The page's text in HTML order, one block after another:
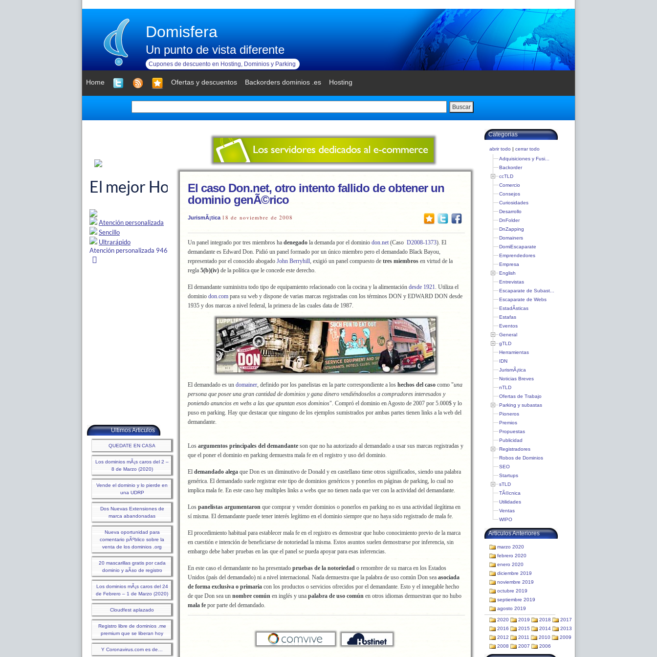
Domisfera
Un punto de vista diferente
Cupones de descuento en Hosting, Dominios y Parking
Home Ofertas y descuentos Backorders dominios .es Hosting
Buscar
Ultimos Articulos
QUEDATE EN CASA
Los dominios mÃ¡s caros del 2 –
8 de Marzo (2020)
Vende el dominio y lo pierde en
una UDRP
Dos Nuevas Extensiones de
marca abandonadas
Nueva oportunidad para
comentario pÃºblico sobre la
venta de los dominios .org
20 mascarillas gratis por cada
dominio y aÃ±o de registro
Los dominios mÃ¡s caros del 24
de Febrero – 1 de Marzo (2020)
Cloudfest aplazado
Registro libre de dominios .me
premium que se liberan hoy
Y Coronavirus.com es de…
El caso Don.net, otro intento fallido de obtener un
dominio genÃ©rico
JurismÃ¡tica 18 de noviembre de 2008
Un panel integrado por tres miembros ha denegado la demanda por el dominio don.net (Caso D2008-1373). El
demandante es Edward Don. Pidió un panel formado por un único miembro pero el demandado Black Bayou,
representado por el conocido abogado John Berryhill, exigió un panel compuesto de tres miembros en virtud de la
regla 5(b)(iv) de la política que le concede este derecho.
El demandante suministra todo tipo de equipamiento relacionado con la cocina y la alimentación desde 1921. Utiliza el
dominio don.com para su web y dispone de varias marcas registradas con los términos DON y EDWARD DON desde
1935 y dos marcas a nivel federal, la primera de las cuales data de 1987.
El demandado es un domainer, definido por los panelistas en la parte correspondiente a los hechos del caso como "una
persona que posee una gran cantidad de dominios y gana dinero vendiéndoselos a compradores interesados y
poniendo anuncios en webs a las que apuntan esos dominios". Compró el dominio en Agosto de 2007 por 5.000$ y lo
puso en parking. Hay que destacar que ninguno de los ejemplos sumistrados por ambas partes tienen links a la web del
demandante.
Los argumentos principales del demandante son que no ha autorizado al demandado a usar sus marcas registradas y
que el poner el dominio en parking demuestra mala fe en el registro y uso del dominio.
El demandado alega que Don es un diminutivo de Donald y en castellano tiene otros significados, siendo una palabra
genérica. El demandado suele registrar este tipo de dominios genéricos y ponerlos en páginas de parking, lo cual no
implica mala fe. En este caso hay multiples links a webs que no tienen nada que ver con la actividad del demandante.
Los panelistas argumentaron que comprar y vender dominios o ponerlos en parking no es una actividad ilegítima en
sí misma. El demandante puede tener interés legítimo en el dominio siempre que no haya sido registrado de mala fe.
El procedimiento habitual para establecer mala fe en el registro es demostrar que hubo conocimiento previo de la marca
en cuestión e intención de beneficiarse de notoriedad la misma. Estos asuntos suelen demostrarse por inferencia, sin
embargo debe haber pruebas en las que el panel se pueda apoyar para esas inferencias.
En este caso el demandante no ha presentado pruebas de la notoriedad o renombre de su marca en los Estados
Unidos (país del demandado) ni a nivel internacional. Nada demuestra que la palabra de uso común Don sea asociada
de forma exclusiva o primaria con los productos o servicios ofrecidos por el demandante. Esto y el innegable hecho
de que Don sea un nombre común en inglés y una palabra de uso común en otros idiomas demuestran que no hubo
mala fe por parte del demandado.
Categorias
abrir todo | cerrar todo
Adquisiciones y Fusi...
Backorder
ccTLD
Comercio
Consejos
Curiosidades
Desarrollo
DnFolder
DnZapping
Domainers
DomiEscaparate
Emprendedores
Empresa
English
Entrevistas
Escaparate de Subast...
Escaparate de Webs
EstadÃ­sticas
Estafas
Eventos
General
gTLD
Herramientas
IDN
JurismÃ¡tica
Noticias Breves
nTLD
Ofertas de Trabajo
Parking y subastas
Pioneros
Premios
Propuestas
Publicidad
Registradores
Robos de Dominios
SEO
Startups
sTLD
TÃ©cnica
Utilidades
Ventas
WIPO
Articulos Anteriores
marzo 2020
febrero 2020
enero 2020
diciembre 2019
noviembre 2019
octubre 2019
septiembre 2019
agosto 2019
2020 2019 2018
2017
2016
2015 2014
2013
2012
2011 2010
2009
2008
2007 2006